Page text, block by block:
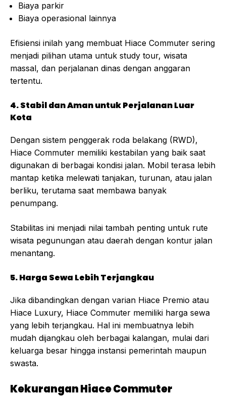
Biaya parkir
Biaya operasional lainnya
Efisiensi inilah yang membuat Hiace Commuter sering
menjadi pilihan utama untuk study tour, wisata
massal, dan perjalanan dinas dengan anggaran
tertentu.
4. Stabil dan Aman untuk Perjalanan Luar
Kota
Dengan sistem penggerak roda belakang (RWD),
Hiace Commuter memiliki kestabilan yang baik saat
digunakan di berbagai kondisi jalan. Mobil terasa lebih
mantap ketika melewati tanjakan, turunan, atau jalan
berliku, terutama saat membawa banyak
penumpang.
Stabilitas ini menjadi nilai tambah penting untuk rute
wisata pegunungan atau daerah dengan kontur jalan
menantang.
5. Harga Sewa Lebih Terjangkau
Jika dibandingkan dengan varian Hiace Premio atau
Hiace Luxury, Hiace Commuter memiliki harga sewa
yang lebih terjangkau. Hal ini membuatnya lebih
mudah dijangkau oleh berbagai kalangan, mulai dari
keluarga besar hingga instansi pemerintah maupun
swasta.
Kekurangan Hiace Commuter